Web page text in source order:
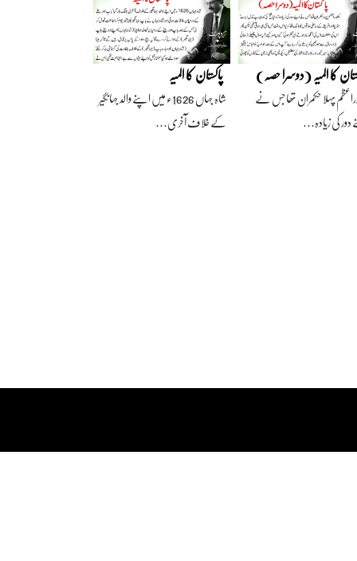
کا المیہ (دوسرا حصہ)
پہلا حکمران تھا جس نے
کی زیادہ…
پاکستان کا المیہ
شاہ جہاں 1626ء میں اپنے والد جہانگیر
کے خلاف آخری…